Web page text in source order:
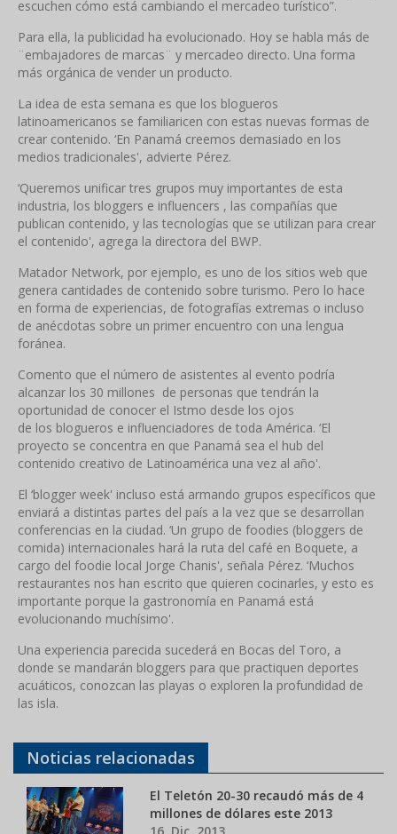
escuchen cómo está cambiando el mercadeo turístico”.
Para ella, la publicidad ha evolucionado. Hoy se habla más de
¨embajadores de marcas¨ y mercadeo directo. Una forma
más orgánica de vender un producto.
La idea de esta semana es que los blogueros
latinoamericanos se familiaricen con estas nuevas formas de
crear contenido. ‘En Panamá creemos demasiado en los
medios tradicionales', advierte Pérez.
‘Queremos unificar tres grupos muy importantes de esta
industria, los bloggers e influencers , las compañías que
publican contenido, y las tecnologías que se utilizan para crear
el contenido', agrega la directora del BWP.
Matador Network, por ejemplo, es uno de los sitios web que
genera cantidades de contenido sobre turismo. Pero lo hace
en forma de experiencias, de fotografías extremas o incluso
de anécdotas sobre un primer encuentro con una lengua
foránea.
Comento que el número de asistentes al evento podría
alcanzar los 30 millones de personas que tendrán la
oportunidad de conocer el Istmo desde los ojos
de los blogueros e influenciadores de toda América. ‘El
proyecto se concentra en que Panamá sea el hub del
contenido creativo de Latinoamérica una vez al año'.
El ‘blogger week' incluso está armando grupos específicos que
enviará a distintas partes del país a la vez que se desarrollan
conferencias en la ciudad. ‘Un grupo de foodies (bloggers de
comida) internacionales hará la ruta del café en Boquete, a
cargo del foodie local Jorge Chanis', señala Pérez. ‘Muchos
restaurantes nos han escrito que quieren cocinarles, y esto es
importante porque la gastronomía en Panamá está
evolucionando muchísimo'.
Una experiencia parecida sucederá en Bocas del Toro, a
donde se mandarán bloggers para que practiquen deportes
acuáticos, conozcan las playas o exploren la profundidad de
las isla.
Noticias relacionadas
El Teletón 20-30 recaudó más de 4
millones de dólares este 2013